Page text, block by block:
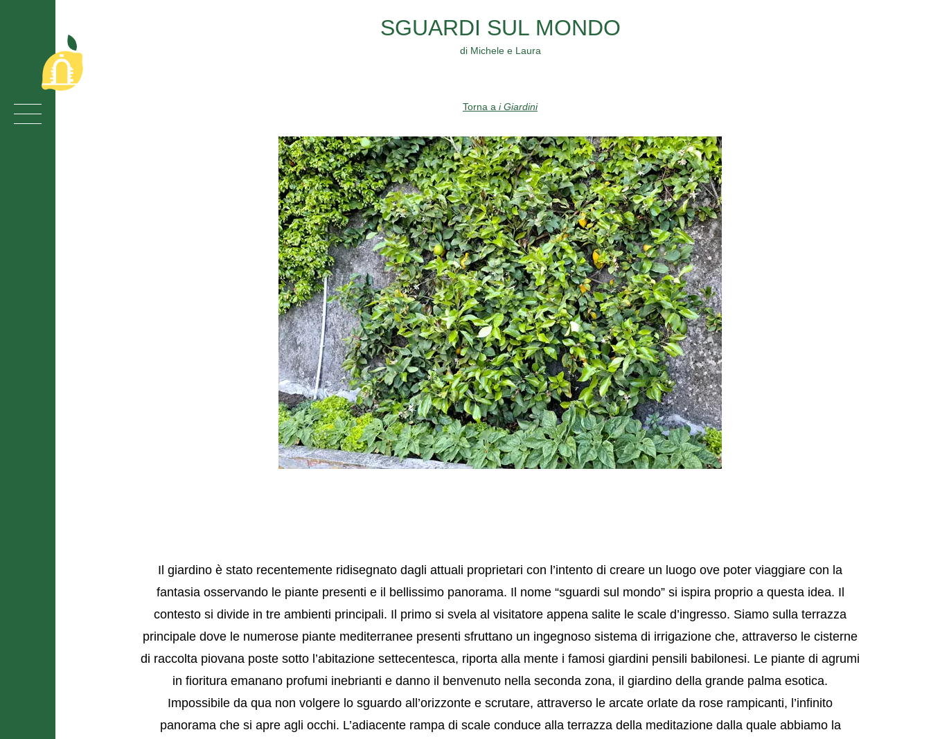
SGUARDI SUL MONDO
di Michele e Laura
Torna a i Giardini
Il giardino è stato recentemente ridisegnato dagli attuali proprietari con l’intento di creare un luogo ove poter viaggiare con la
fantasia osservando le piante presenti e il bellissimo panorama. Il nome “sguardi sul mondo” si ispira proprio a questa idea. Il
contesto si divide in tre ambienti principali. Il primo si svela al visitatore appena salite le scale d’ingresso. Siamo sulla terrazza
principale dove le numerose piante mediterranee presenti sfruttano un ingegnoso sistema di irrigazione che, attraverso le cisterne
di raccolta piovana poste sotto l’abitazione settecentesca, riporta alla mente i famosi giardini pensili babilonesi. Le piante di agrumi
in fioritura emanano profumi inebrianti e danno il benvenuto nella seconda zona, il giardino della grande palma esotica.
Impossibile da qua non volgere lo sguardo all’orizzonte e scrutare, attraverso le arcate orlate da rose rampicanti, l’infinito
panorama che si apre agli occhi. L’adiacente rampa di scale conduce alla terrazza della meditazione dalla quale abbiamo la